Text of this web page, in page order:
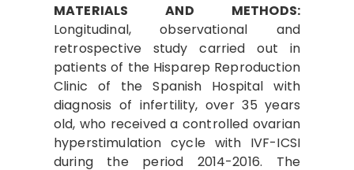
MATERIALS AND METHODS:
Longitudinal, observational and
retrospective study carried out in
patients of the Hisparep Reproduction
Clinic of the Spanish Hospital with
diagnosis of infertility, over 35 years
old, who received a controlled ovarian
hyperstimulation cycle with IVF-ICSI
during the period 2014-2016. The